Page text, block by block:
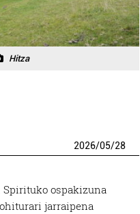
Hitza
2026/05/28
Spirituko ospakizuna
jarraipena